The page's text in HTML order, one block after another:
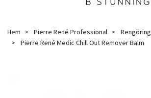
Hem Pierre René Professional
Rengöring
Pierre René Medic Chill Out Remover Balm